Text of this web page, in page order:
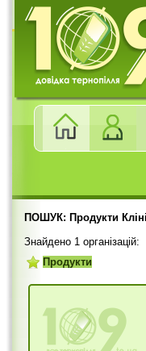
ПОШУК: Продукти
Знайдено 1 організацій:
Продукти